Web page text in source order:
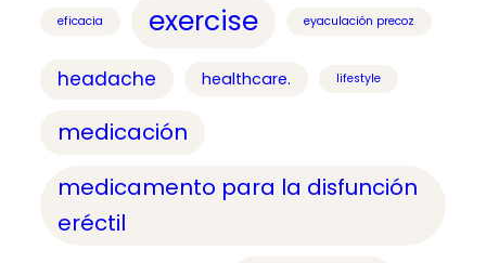
eficacia exercise eyaculación precoz
headache healthcare. lifestyle
medicación
medicamento para la disfunción
eréctil